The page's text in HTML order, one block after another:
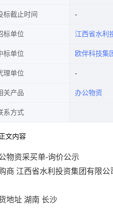
标截止时间
标单位 江西省水利
标单位 欧伴科技集
理单位
关产品 办公物资
系方式
正文内容
物资采买单-询价公示
商 江西省水利投资集团有限公
地址 湖南 长沙